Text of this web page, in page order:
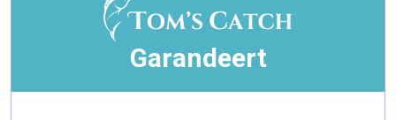
Garandeert